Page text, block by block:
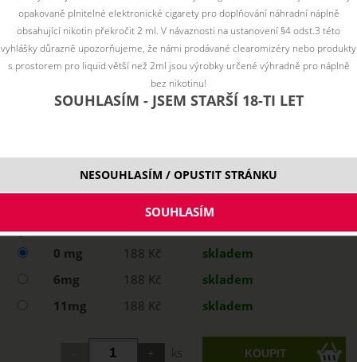
Vyberte variantu:
0 mg
188 Kč
skladem
6mg
188 Kč
skladem
11mg
188 Kč skladem
ks
opakovaně plnitelné elektronické cigarety pro doplňování náhradní náplně
obsahující nikotin překročit 2 ml. V návaznosti na ustanovení §4 odst.3 této
vyhlášky důrazně upozorňujeme, že námi prodávané clearomizéry nebo produkty
s prostorem pro liquid větší než 2ml jsou výrobky určené výhradně pro náplně
bez nikotinu!
SOUHLASÍM - JSEM STARŠÍ 18-TI LET
NESOUHLASÍM / OPUSTIT STRÁNKU